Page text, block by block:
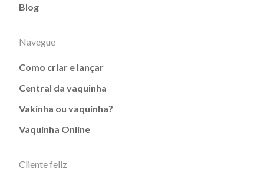
Blog
Navegue
Como criar e lançar
Central da vaquinha
Vakinha ou vaquinha?
Vaquinha Online
Cliente feliz